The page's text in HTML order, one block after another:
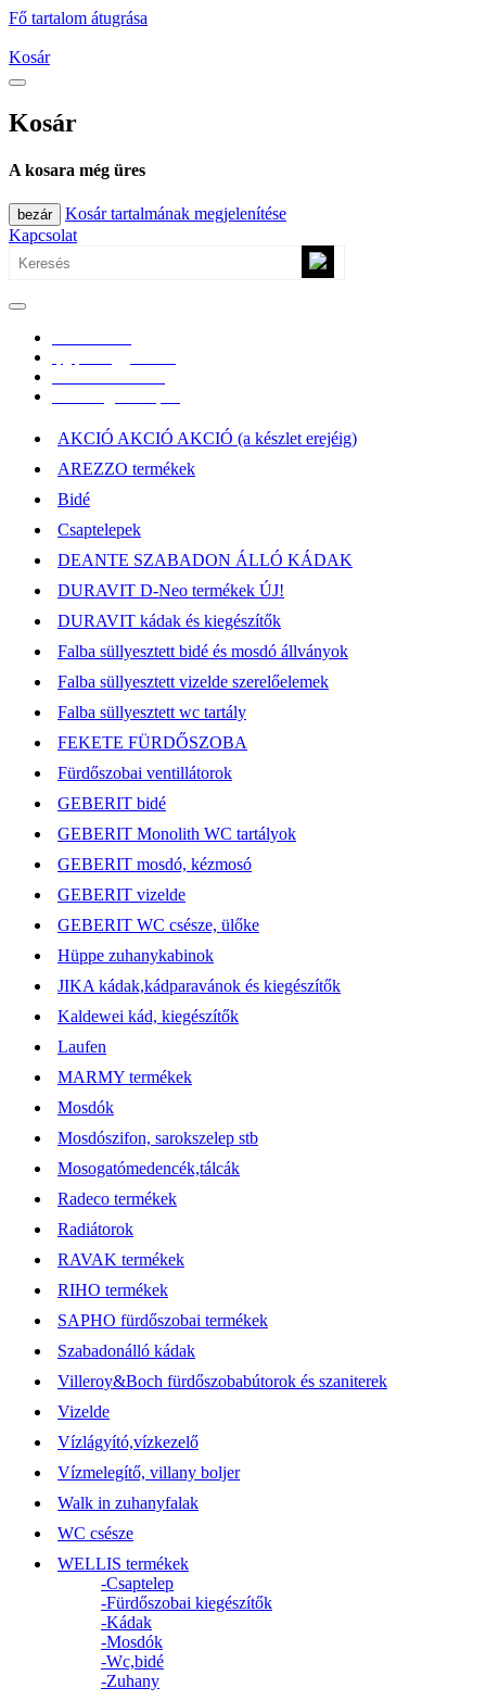
Fő tartalom átugrása
Kosár
Kosár
A kosara még üres
bezár
Kosár tartalmának megjelenítése
Kapcsolat
AKCIÓ AKCIÓ AKCIÓ (a készlet erejéig)
AREZZO termékek
Bidé
Csaptelepek
DEANTE SZABADON ÁLLÓ KÁDAK
DURAVIT D-Neo termékek ÚJ!
DURAVIT kádak és kiegészítők
Falba süllyesztett bidé és mosdó állványok
Falba süllyesztett vizelde szerelőelemek
Falba süllyesztett wc tartály
FEKETE FÜRDŐSZOBA
Fürdőszobai ventillátorok
GEBERIT bidé
GEBERIT Monolith WC tartályok
GEBERIT mosdó, kézmosó
GEBERIT vizelde
GEBERIT WC csésze, ülőke
Hüppe zuhanykabinok
JIKA kádak,kádparavánok és kiegészítők
Kaldewei kád, kiegészítők
Laufen
MARMY termékek
Mosdók
Mosdószifon, sarokszelep stb
Mosogatómedencék,tálcák
Radeco termékek
Radiátorok
RAVAK termékek
RIHO termékek
SAPHO fürdőszobai termékek
Szabadonálló kádak
Villeroy&Boch fürdőszobabútorok és szaniterek
Vizelde
Vízlágyító,vízkezelő
Vízmelegítő, villany boljer
Walk in zuhanyfalak
WC csésze
WELLIS termékek
-Csaptelep
-Fürdőszobai kiegészítők
-Kádak
-Mosdók
-Wc,bidé
-Zuhany